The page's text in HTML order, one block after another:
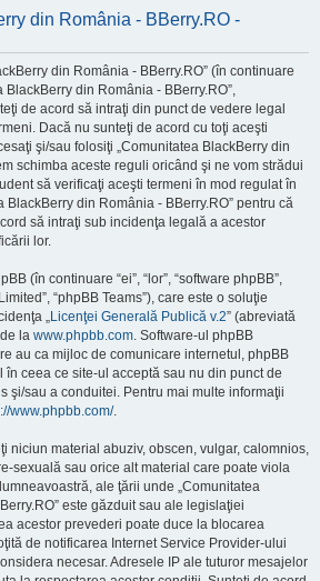
din România - BBerry.RO -
din România - BBerry.RO” (în continuare
BlackBerry din România - BBerry.RO”,
de acord să intraţi din punct de vedere legal
Dacă nu sunteţi de acord cu toţi aceşti
şi/sau folosiţi „Comunitatea BlackBerry din
schimba aceste reguli oricând şi ne vom strădui
să verificaţi aceşti termeni în mod regulat în
BlackBerry din România - BBerry.RO” pentru că
să intraţi sub incidenţa legală a acestor
lor.
(în continuare “ei”, “lor”, “software phpBB”,
“phpBB Teams”), care este o soluţie
„Licenţei Generală Publică v.2” (abreviată
la www.phpbb.com. Software-ul phpBB
au ca mijloc de comunicare internetul, phpBB
în ceea ce site-ul acceptă sau nu din punct de
şi/sau a conduitei. Pentru mai multe informaţii
www.phpbb.com/.
niciun material abuziv, obscen, vulgar, calomnios,
sexuală sau orice alt material care poate viola
ale ţării unde „Comunitatea
este găzduit sau ale legislaţiei
acestor prevederi poate duce la blocarea
de notificarea Internet Service Provider-ului
necesar. Adresele IP ale tuturor mesajelor